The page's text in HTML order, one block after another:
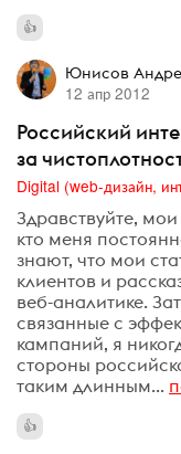
Юнисов
12 апр 2012
Российский
за
Здравствуйте,
кто меня
знают, что мои
клиентов и
веб-аналитике.
связанные с
кампаний, я
стороны
таким длинным...